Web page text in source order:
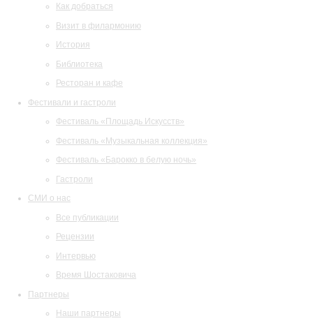
Как добраться
Визит в филармонию
История
Библиотека
Ресторан и кафе
Фестивали и гастроли
Фестиваль «Площадь Искусств»
Фестиваль «Музыкальная коллекция»
Фестиваль «Барокко в белую ночь»
Гастроли
СМИ о нас
Все публикации
Рецензии
Интервью
Время Шостаковича
Партнеры
Наши партнеры